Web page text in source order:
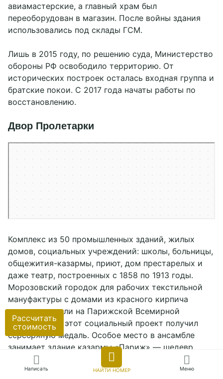
Написать НАЙТИ НОМЕР Меню
авиамастерские, а главный храм был
переоборудован в магазин. После войны здания
использовались под склады ГСМ.
Лишь в 2015 году, по решению суда, Министерство
обороны РФ освободило территорию. От
исторических построек осталась входная группа и
братские покои. С 2017 года начаты работы по
восстановлению.
Двор Пролетарки
Комплекс из 50 промышленных зданий, жилых
домов, социальных учреждений: школы, больницы,
общежития-казармы, приют, дом престарелых и
даже театр, построенных с 1858 по 1913 годы.
Морозовский городок для рабочих текстильной
мануфактуры с домами из красного кирпича
высоко оценили на Парижской Всемирной
выставке, где этот социальный проект получил
серебряную медаль. Особое место в ансамбле
занимает здание казармы «Париж» — шедевр
архитектуры, который объединил черты поздней
готики и модерна. Несмотря на закрытие фабрики
Рассчитать
стоимость